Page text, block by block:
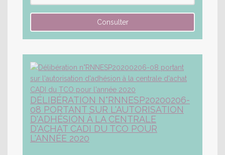
DÉLIBÉRATION N°RNNESP20200206-
08 PORTANT SUR L'AUTORISATION
D'ADHÉSION À LA CENTRALE
D'ACHAT CADI DU TCO POUR
L'ANNÉE 2020